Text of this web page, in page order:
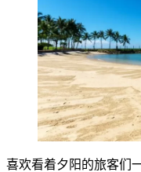
喜欢看着夕阳的旅客们